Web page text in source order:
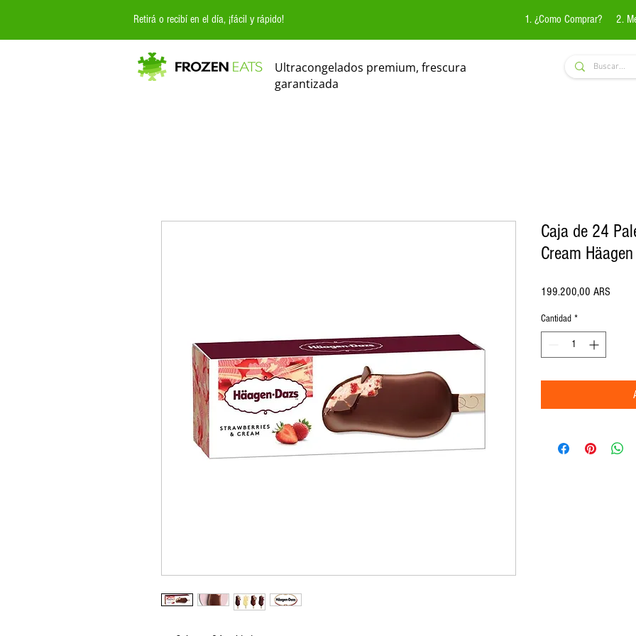
Retirá o recibí en el día, ¡fácil y rápido! 1. ¿Como Comprar? 2.
Ultracongelados premium, frescura
garantizada
Caja de 24
Cream
199.200,00 ARS
Cantidad *